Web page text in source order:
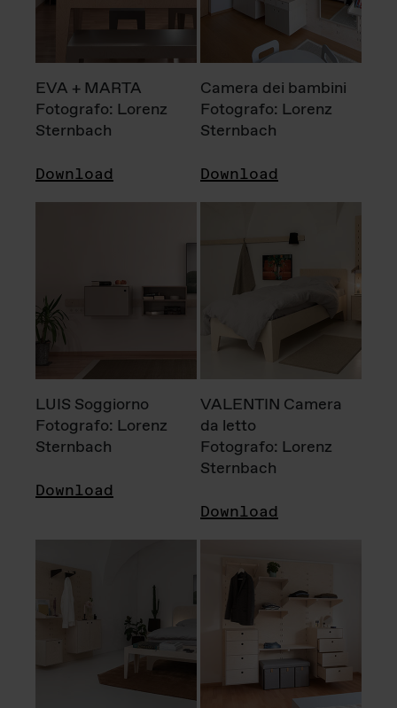
EVA + MARTA
Fotografo: Lorenz
Sternbach
Download
Camera dei bambini
Fotografo: Lorenz
Sternbach
Download
LUIS Soggiorno
Fotografo: Lorenz
Sternbach
Download
VALENTIN Camera
da letto
Fotografo: Lorenz
Sternbach
Download